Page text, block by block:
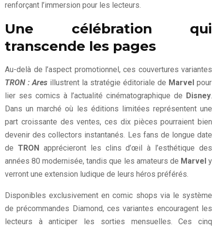
renforçant l’immersion pour les lecteurs.
Une célébration qui
transcende les pages
Au-delà de l’aspect promotionnel, ces couvertures variantes
TRON : Ares illustrent la stratégie éditoriale de Marvel pour
lier ses comics à l’actualité cinématographique de Disney.
Dans un marché où les éditions limitées représentent une
part croissante des ventes, ces dix pièces pourraient bien
devenir des collectors instantanés. Les fans de longue date
de TRON
apprécieront les clins d’œil à l’esthétique des
années 80 modernisée, tandis que les amateurs de Marvel y
verront une extension ludique de leurs héros préférés.
Disponibles exclusivement en comic shops via le système
de précommandes Diamond, ces variantes encouragent les
lecteurs à anticiper les sorties mensuelles. Ces cinq